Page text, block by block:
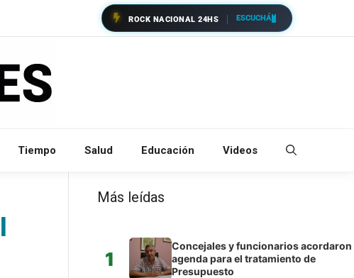
ROCK NACIONAL 24HS ESCUCHÁ
Tiempo Salud Educación Videos
Más leídas
1
Concejales y funcionarios acordaron
agenda para el tratamiento de
Presupuesto